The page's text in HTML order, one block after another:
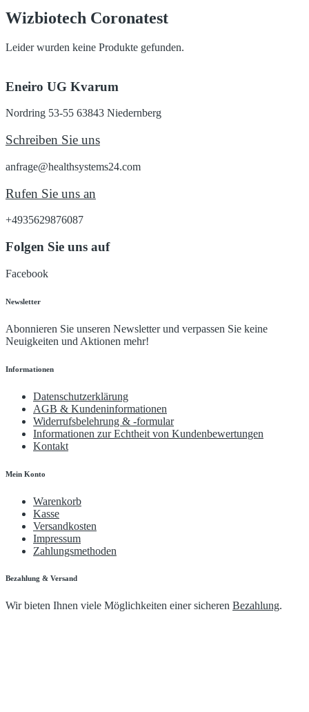
Wizbiotech Coronatest
Leider wurden keine Produkte gefunden.
Eneiro UG Kvarum
Nordring 53-55 63843 Niedernberg
Schreiben Sie uns
anfrage@healthsystems24.com
Rufen Sie uns an
+4935629876087
Folgen Sie uns auf
Facebook
Newsletter
Abonnieren Sie unseren Newsletter und verpassen Sie keine
Neuigkeiten und Aktionen mehr!
Informationen
Datenschutzerklärung
AGB & Kundeninformationen
Widerrufsbelehrung & -formular
Informationen zur Echtheit von Kundenbewertungen
Kontakt
Mein Konto
Warenkorb
Kasse
Versandkosten
Impressum
Zahlungsmethoden
Bezahlung & Versand
Wir bieten Ihnen viele Möglichkeiten einer sicheren Bezahlung.